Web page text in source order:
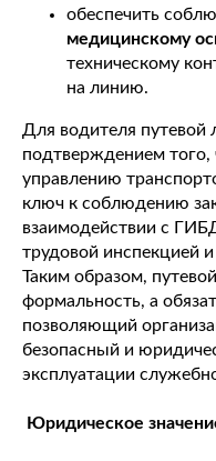
обеспечить
медицинскому
техническому
на линию.
Для водителя путевой
подтверждением того,
управлению
ключ к соблюдению
взаимодействии с
трудовой инспекцией
Таким образом,
формальность, а
позволяющий
безопасный и
эксплуатации
Юридическое